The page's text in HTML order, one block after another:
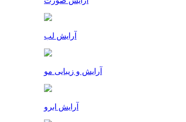
آرایش لب
آرایش و زیبایی مو
آرایش ابرو